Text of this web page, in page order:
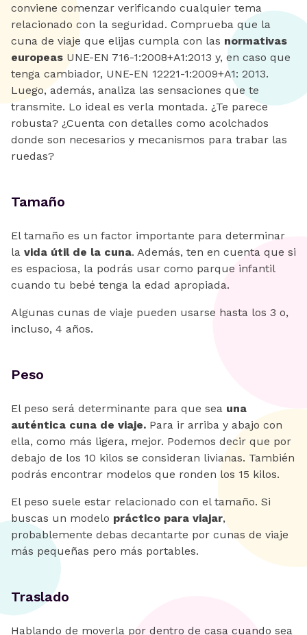
conviene comenzar verificando cualquier tema
relacionado con la seguridad. Comprueba que la
cuna de viaje que elijas cumpla con las normativas
europeas UNE-EN 716-1:2008+A1:2013 y, en caso que
tenga cambiador, UNE-EN 12221-1:2009+A1: 2013.
Luego, además, analiza las sensaciones que te
transmite. Lo ideal es verla montada. ¿Te parece
robusta? ¿Cuenta con detalles como acolchados
donde son necesarios y mecanismos para trabar las
ruedas?
Tamaño
El tamaño es un factor importante para determinar
la vida útil de la cuna. Además, ten en cuenta que si
es espaciosa, la podrás usar como parque infantil
cuando tu bebé tenga la edad apropiada.
Algunas cunas de viaje pueden usarse hasta los 3 o,
incluso, 4 años.
Peso
El peso será determinante para que sea una
auténtica cuna de viaje. Para ir arriba y abajo con
ella, como más ligera, mejor. Podemos decir que por
debajo de los 10 kilos se consideran livianas. También
podrás encontrar modelos que ronden los 15 kilos.
El peso suele estar relacionado con el tamaño. Si
buscas un modelo práctico para viajar,
probablemente debas decantarte por cunas de viaje
más pequeñas pero más portables.
Traslado
Hablando de moverla por dentro de casa cuando sea